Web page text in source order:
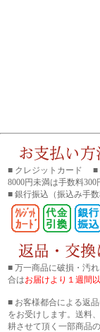
■ クレジットカード ■
8000円未満は手数料
■ 銀行振込 （振込み手
■ 万一商品に破損・汚
合はお届けより１週間
■ お客様都合による返
をお受けします。送料
耕させて頂く一部商品